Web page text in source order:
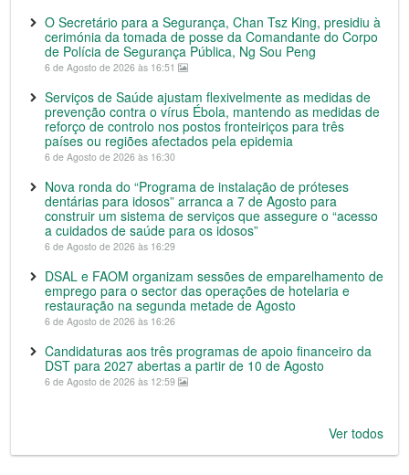
O Secretário para a Segurança, Chan Tsz King, presidiu à
cerimónia da tomada de posse da Comandante do Corpo
de Polícia de Segurança Pública, Ng Sou Peng
6 de Agosto de 2026 às 16:51
Serviços de Saúde ajustam flexivelmente as medidas de
prevenção contra o vírus Ébola, mantendo as medidas de
reforço de controlo nos postos fronteiriços para três
países ou regiões afectados pela epidemia
6 de Agosto de 2026 às 16:30
Nova ronda do “Programa de instalação de próteses
dentárias para idosos” arranca a 7 de Agosto para
construir um sistema de serviços que assegure o “acesso
a cuidados de saúde para os idosos”
6 de Agosto de 2026 às 16:29
DSAL e FAOM organizam sessões de emparelhamento de
emprego para o sector das operações de hotelaria e
restauração na segunda metade de Agosto
6 de Agosto de 2026 às 16:26
Candidaturas aos três programas de apoio financeiro da
DST para 2027 abertas a partir de 10 de Agosto
6 de Agosto de 2026 às 12:59
Ver todos